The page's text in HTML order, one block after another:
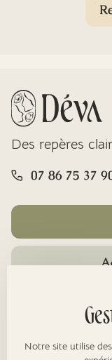
Des repères
07 86 75 37
Notre site utilise